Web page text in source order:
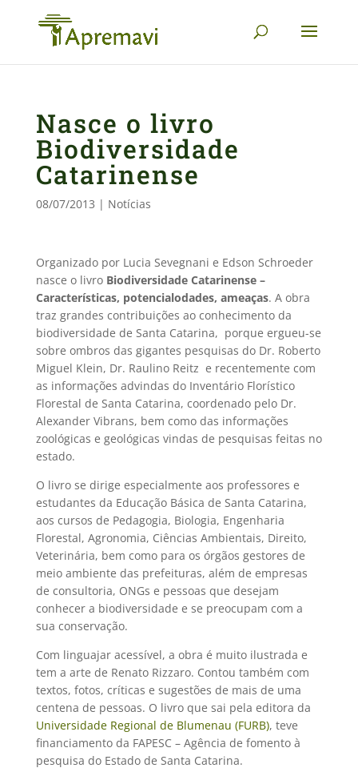
Nasce o livro
Biodiversidade
Catarinense
08/07/2013 | Notícias
Organizado por Lucia Sevegnani e Edson Schroeder
nasce o livro Biodiversidade Catarinense –
Características, potencialodades, ameaças. A obra
traz grandes contribuições ao conhecimento da
biodiversidade de Santa Catarina, porque ergueu-se
sobre ombros das gigantes pesquisas do Dr. Roberto
Miguel Klein, Dr. Raulino Reitz e recentemente com
as informações advindas do Inventário Florístico
Florestal de Santa Catarina, coordenado pelo Dr.
Alexander Vibrans, bem como das informações
zoológicas e geológicas vindas de pesquisas feitas no
estado.
O livro se dirige especialmente aos professores e
estudantes da Educação Básica de Santa Catarina,
aos cursos de Pedagogia, Biologia, Engenharia
Florestal, Agronomia, Ciências Ambientais, Direito,
Veterinária, bem como para os órgãos gestores de
meio ambiente das prefeituras, além de empresas
de consultoria, ONGs e pessoas que desejam
conhecer a biodiversidade e se preocupam com a
sua conservação.
Com linguajar acessível, a obra é muito ilustrada e
tem a arte de Renato Rizzaro. Contou também com
textos, fotos, críticas e sugestões de mais de uma
centena de pessoas. O livro que sai pela editora da
Universidade Regional de Blumenau (FURB), teve
financiamento da FAPESC – Agência de fomento à
pesquisa do Estado de Santa Catarina.